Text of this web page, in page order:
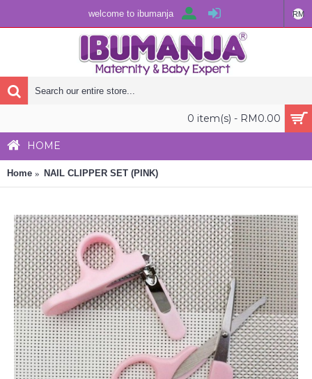
RM
welcome to ibumanja
0 item(s) - RM0.00
HOME
Home NAIL CLIPPER SET (PINK)